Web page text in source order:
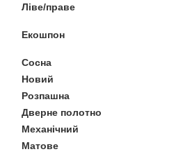
Ліве/праве
Екошпон
Сосна
Новий
Розпашна
Дверне полотно
Механічний
Матове